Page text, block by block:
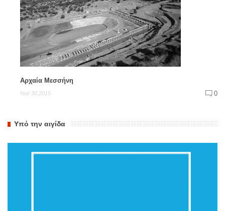
Αρχαία Μεσσήνη
Νοέ 30,2015 0
Υπό την αιγίδα